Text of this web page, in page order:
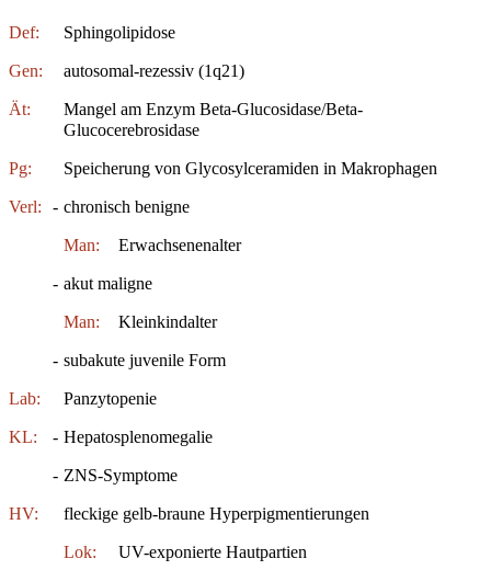
Def: Sphingolipidose
Gen: autosomal-rezessiv (1q21)
Ät:
Mangel am Enzym Beta-Glucosidase/Beta-
Glucocerebrosidase
Pg: Speicherung von Glycosylceramiden in Makrophagen
Verl: - chronisch benigne
Man: Erwachsenenalter
- akut maligne
Man: Kleinkindalter
- subakute juvenile Form
Lab: Panzytopenie
KL: - Hepatosplenomegalie
- ZNS-Symptome
HV: fleckige gelb-braune Hyperpigmentierungen
Lok: UV-exponierte Hautpartien